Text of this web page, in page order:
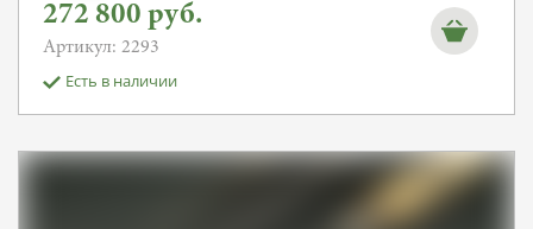
272 800 руб.
Артикул: 2293
Есть в наличии